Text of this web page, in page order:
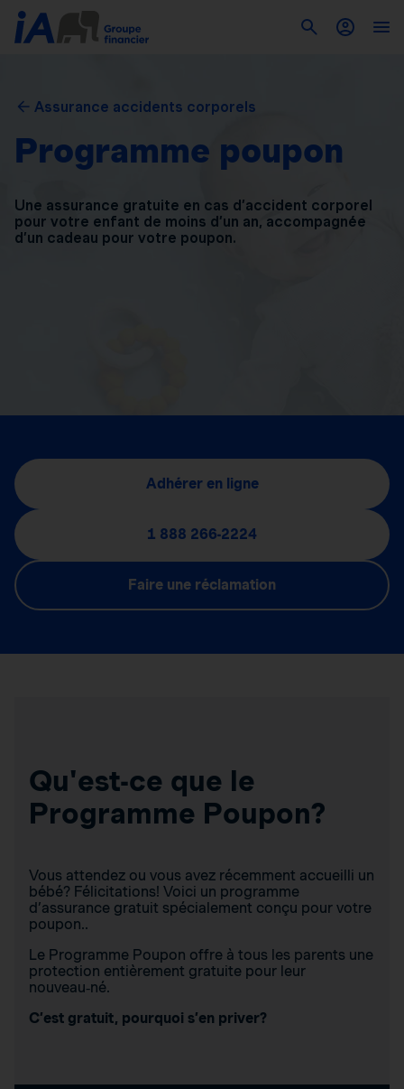
Assurance accidents corporels
Programme poupon
Une assurance gratuite en cas d’accident corporel
pour votre enfant de moins d’un an, accompagnée
d’un cadeau pour votre poupon.
Adhérer en ligne
1 888 266-2224
Faire une réclamation
Qu'est-ce que le
Programme Poupon?
Vous attendez ou vous avez récemment accueilli un
bébé? Félicitations! Voici un programme
d’assurance gratuit spécialement conçu pour votre
poupon..
Le Programme Poupon offre à tous les parents une
protection entièrement gratuite pour leur
nouveau‑né.
C’est gratuit, pourquoi s’en priver?